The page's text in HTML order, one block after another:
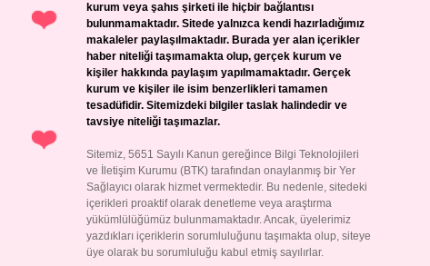
kurum veya şahıs şirketi ile hiçbir bağlantısı
bulunmamaktadır. Sitede yalnızca kendi hazırladığımız
makaleler paylaşılmaktadır. Burada yer alan içerikler
haber niteliği taşımamakta olup, gerçek kurum ve
kişiler hakkında paylaşım yapılmamaktadır. Gerçek
kurum ve kişiler ile isim benzerlikleri tamamen
tesadüfidir. Sitemizdeki bilgiler taslak halindedir ve
tavsiye niteliği taşımazlar.
Sitemiz, 5651 Sayılı Kanun gereğince Bilgi Teknolojileri
ve İletişim Kurumu (BTK) tarafından onaylanmış bir Yer
Sağlayıcı olarak hizmet vermektedir. Bu nedenle, sitedeki
içerikleri proaktif olarak denetleme veya araştırma
yükümlülüğümüz bulunmamaktadır. Ancak, üyelerimiz
yazdıkları içeriklerin sorumluluğunu taşımakta olup, siteye
üye olarak bu sorumluluğu kabul etmiş sayılırlar.